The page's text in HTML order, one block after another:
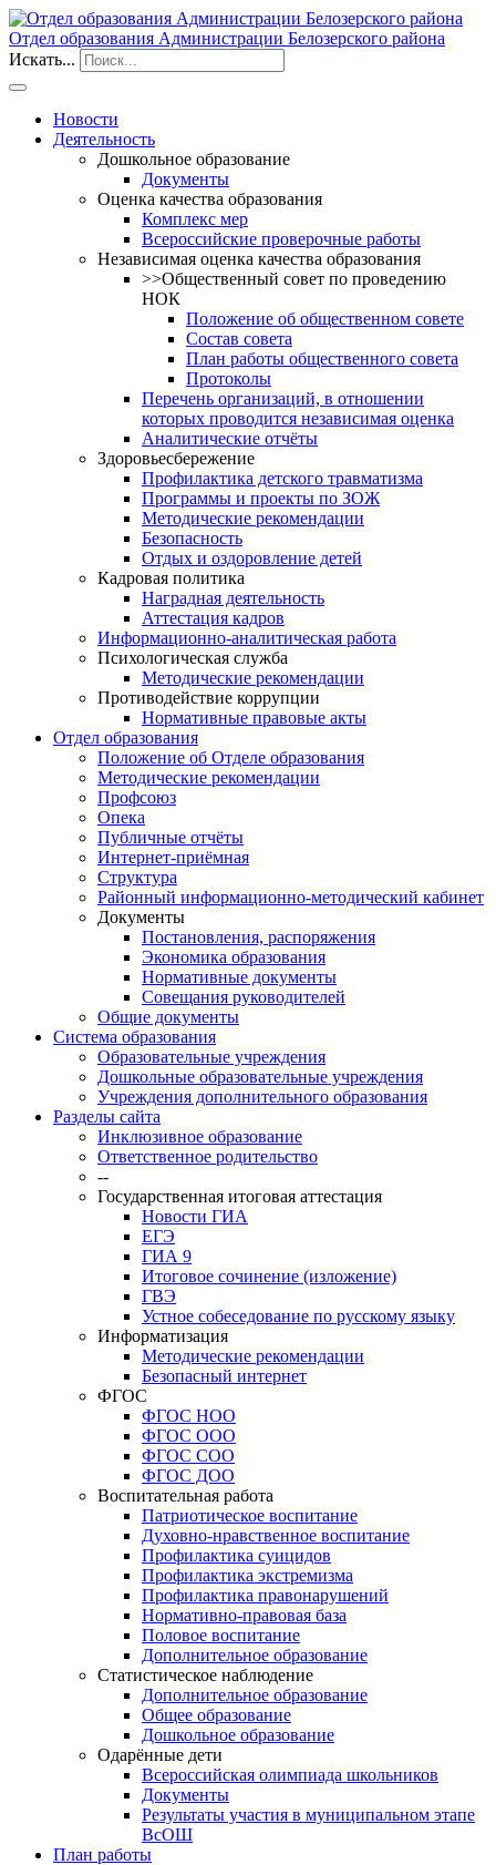
Отдел образования Администрации Белозерского района
Искать...
Новости
Деятельность
Дошкольное образование
Документы
Оценка качества образования
Комплекс мер
Всероссийские проверочные работы
Независимая оценка качества образования
>>Общественный совет по проведению
НОК
Положение об общественном совете
Состав совета
План работы общественного совета
Протоколы
Перечень организаций, в отношении
которых проводится независимая оценка
Аналитические отчёты
Здоровьесбережение
Профилактика детского травматизма
Программы и проекты по ЗОЖ
Методические рекомендации
Безопасность
Отдых и оздоровление детей
Кадровая политика
Наградная деятельность
Аттестация кадров
Информационно-аналитическая работа
Психологическая служба
Методические рекомендации
Противодействие коррупции
Нормативные правовые акты
Отдел образования
Положение об Отделе образования
Методические рекомендации
Профсоюз
Опека
Публичные отчёты
Интернет-приёмная
Структура
Районный информационно-методический кабинет
Документы
Постановления, распоряжения
Экономика образования
Нормативные документы
Совещания руководителей
Общие документы
Система образования
Образовательные учреждения
Дошкольные образовательные учреждения
Учреждения дополнительного образования
Разделы сайта
Инклюзивное образование
Ответственное родительство
--
Государственная итоговая аттестация
Новости ГИА
ЕГЭ
ГИА 9
Итоговое сочинение (изложение)
ГВЭ
Устное собеседование по русскому языку
Информатизация
Методические рекомендации
Безопасный интернет
ФГОС
ФГОС НОО
ФГОС ООО
ФГОС СОО
ФГОС ДОО
Воспитательная работа
Патриотическое воспитание
Духовно-нравственное воспитание
Профилактика суицидов
Профилактика экстремизма
Профилактика правонарушений
Нормативно-правовая база
Половое воспитание
Дополнительное образование
Статистическое наблюдение
Дополнительное образование
Общее образование
Дошкольное образование
Одарённые дети
Всероссийская олимпиада школьников
Документы
Результаты участия в муниципальном этапе
ВсОШ
План работы